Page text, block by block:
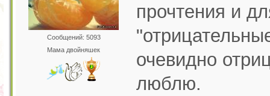
Сообщений: 5093
Мама двойняшек
прочтения и
очевидно
люблю.